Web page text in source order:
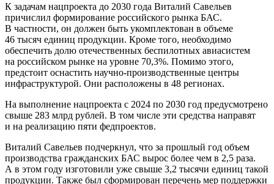
К задачам нацпроекта до 2030 года Виталий Савельев
причислил формирование российского рынка БАС.
В частности, он должен быть укомплектован в объеме
46 тысяч единиц продукции. Кроме того, необходимо
обеспечить долю отечественных беспилотных авиасистем
на российском рынке на уровне 70,3%. Помимо этого,
предстоит оснастить научно-производственные центры
инфраструктурой. Они расположены в 48 регионах.
На выполнение нацпроекта с 2024 по 2030 год предусмотрено
свыше 283 млрд рублей. В том числе эти средства направят
и на реализацию пяти федпроектов.
Виталий Савельев подчеркнул, что за прошлый год объем
производства гражданских БАС вырос более чем в 2,5 раза.
А в этом году изготовили уже свыше 3,2 тысячи единиц такой
продукции. Также был сформирован перечень мер поддержки